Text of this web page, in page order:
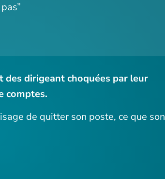
des dirigeant choquées par leur
comptes.
de quitter son poste, ce que son